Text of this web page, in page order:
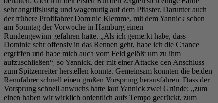
sehr angriffslustig und wagemutig auf dem Pflaster. Darunter auch
der frühere Profifahrer Dominic Klemme, mit dem Yannick schon
am Sonntag der Vorwoche in Hamburg einen
Rundengewinn gefahren hatte. „Als ich gemerkt habe, dass
Dominic sehr offensiv in das Rennen geht, habe ich die Chance
ergriffen und habe mich auch vom Feld gelößt um zu ihm
aufzuschließen“, so Yannick, der mit einer Attacke den Anschluss
zum Spitzenreiter herstellen konnte. Gemeinsam konnten die beiden
Rennfahrer schnell einen großen Vorsprung herausfahren. Dass der
Vorsprung schnell anwuchs hatte laut Yannick zwei Gründe: „zum
einen haben wir wirklich ordentlich aufs Tempo gedrückt, zum